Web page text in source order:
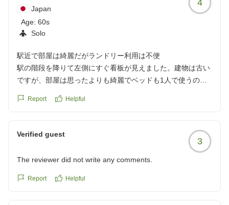
Japan
Age: 60s
Solo
4
駅近で部屋は綺麗だがランドリー利用は不便
駅の階段を降りて左側にすぐ看板が見えました。建物は古い
ですが、部屋は思ったよりも綺麗でベッドも1人で使うのに
ランドリーを使いたかったのですが、フロントに声かけしな
Report Helpful
Verified guest
3
The reviewer did not write any comments.
Report Helpful